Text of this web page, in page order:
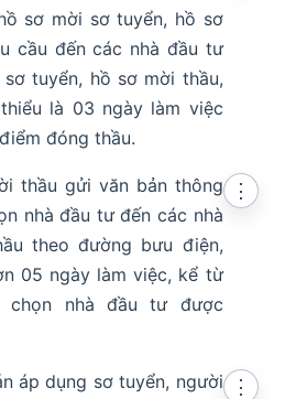
sơ mời sơ tuyển, hồ sơ
cầu đến các nhà đầu tư
tuyển, hồ sơ mời thầu,
là 03 ngày làm việc
đóng thầu.
thầu gửi văn bản thông
nhà đầu tư đến các nhà
theo đường bưu điện,
05 ngày làm việc, kể từ
chọn nhà đầu tư được
⋮
áp dụng sơ tuyển, người
⋮